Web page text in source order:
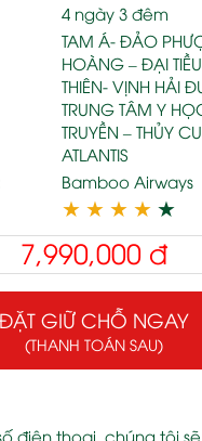
4 ngày 3 đêm
TAM Á- ĐẢO
HOÀNG – ĐẠI
THIÊN- VỊNH HẢI
TRUNG TÂM Y
TRUYỀN – THỦY
ATLANTIS
Bamboo Airways
★ ★ ★ ★ ★
7,990,000 đ
ĐẶT GIỮ CHỖ NGAY
(THANH TOÁN SAU)
điện thoại, chúng tôi